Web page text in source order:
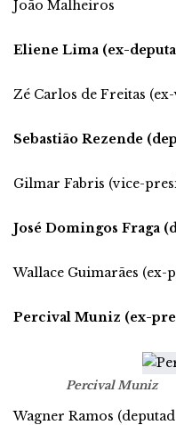
João Malheiros
Eliene Lima (ex-
Zé Carlos de Freitas
Sebastião Rezende
Gilmar Fabris (vice-
José Domingos Fraga
Wallace Guimarães (ex-
Percival Muniz (ex-
Percival Muniz
Wagner Ramos